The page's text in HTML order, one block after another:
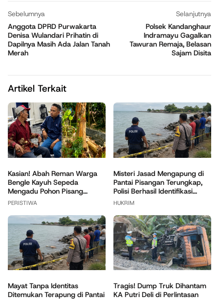
Sebelumnya
Anggota DPRD Purwakarta
Denisa Wulandari Prihatin di
Dapilnya Masih Ada Jalan Tanah
Merah
Selanjutnya
Polsek Kandanghaur
Indramayu Gagalkan
Tawuran Remaja, Belasan
Sajam Disita
Artikel Terkait
Kasian! Abah Reman Warga
Bengle Kayuh Sepeda
Mengadu Pohon Pisang...
PERISTIWA
Misteri Jasad Mengapung di
Pantai Pisangan Terungkap,
Polisi Berhasil Identifikasi...
HUKRIM
Mayat Tanpa Identitas
Ditemukan Terapung di Pantai
Tragis! Dump Truk Dihantam
KA Putri Deli di Perlintasan